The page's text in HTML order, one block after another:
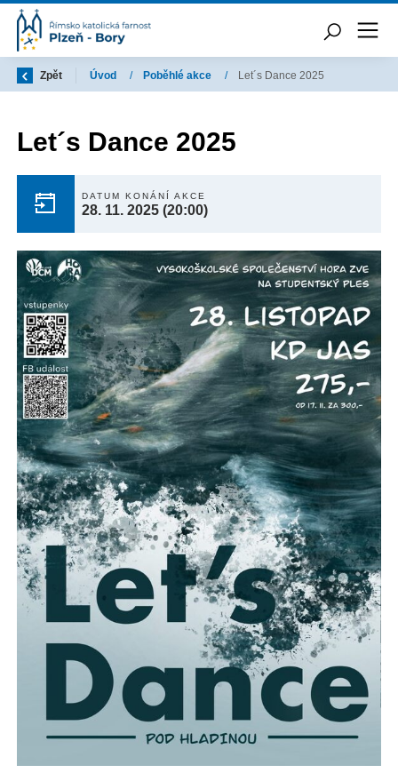
Zpět Úvod / Poběhlé akce / Let´s Dance 2025
Let´s Dance 2025
DATUM KONÁNÍ AKCE
28. 11. 2025 (20:00)